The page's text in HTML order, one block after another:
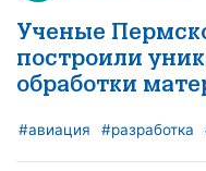
Ученые
построили
обработки
#авиация #разработка